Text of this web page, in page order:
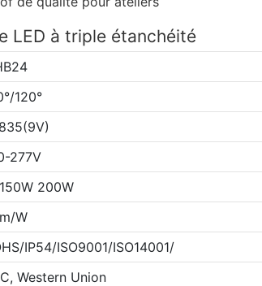
LED à triple étanchéité
120°
277V
200W
W
IP54/ISO9001/ISO14001/
Western Union